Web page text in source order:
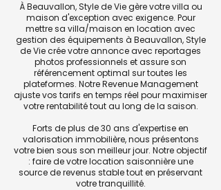
À Beauvallon, Style de Vie gère votre villa ou
maison d'exception avec exigence. Pour
mettre sa villa/maison en location avec
gestion des équipements à Beauvallon, Style
de Vie crée votre annonce avec reportages
photos professionnels et assure son
référencement optimal sur toutes les
plateformes. Notre Revenue Management
ajuste vos tarifs en temps réel pour maximiser
votre rentabilité tout au long de la saison.
Forts de plus de 30 ans d'expertise en
valorisation immobilière, nous présentons
votre bien sous son meilleur jour. Notre objectif
: faire de votre location saisonnière une
source de revenus stable tout en préservant
votre tranquillité.